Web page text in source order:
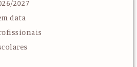
2027
data